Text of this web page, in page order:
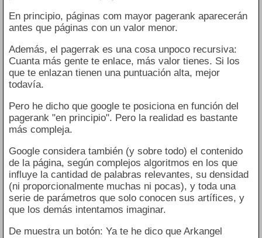
En principio, páginas com mayor pagerank aparecerán
antes que páginas con un valor menor.
Además, el pagerrak es una cosa unpoco recursiva:
Cuanta más gente te enlace, más valor tienes. Si los
que te enlazan tienen una puntuación alta, mejor
todavía.
Pero he dicho que google te posiciona en función del
pagerank "en principio". Pero la realidad es bastante
más compleja.
Google considera también (y sobre todo) el contenido
de la página, según complejos algoritmos en los que
influye la cantidad de palabras relevantes, su densidad
(ni proporcionalmente muchas ni pocas), y toda una
serie de parámetros que solo conocen sus artífices, y
que los demás intentamos imaginar.
De muestra un botón: Ya te he dico que Arkangel